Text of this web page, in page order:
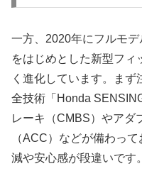
一方、2020年にフルモデ
をはじめとした新型フィ
く進化しています。ま
全技術「Honda
レーキ（CMBS）やアダ
（ACC）などが備わっ
減や安心感が段違いです。